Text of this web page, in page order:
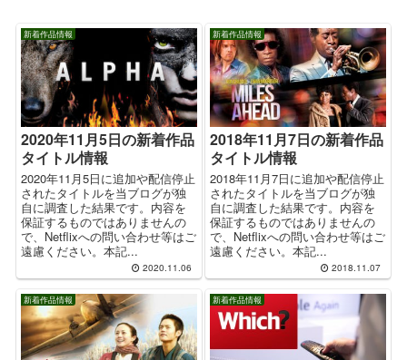
新着作品情報
2020年11月5日の新着作品
タイトル情報
2020年11月5日に追加や配信停止
されたタイトルを当ブログが独
自に調査した結果です。内容を
保証するものではありませんの
で、Netflixへの問い合わせ等はご
遠慮ください。本記...
2020.11.06
新着作品情報
2018年11月7日の新着作品
タイトル情報
2018年11月7日に追加や配信停止
されたタイトルを当ブログが独
自に調査した結果です。内容を
保証するものではありませんの
で、Netflixへの問い合わせ等はご
遠慮ください。本記...
2018.11.07
新着作品情報 新着作品情報